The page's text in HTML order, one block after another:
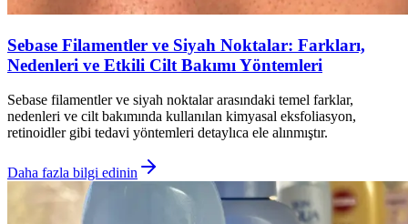
Sebase Filamentler ve Siyah Noktalar: Farkları,
Nedenleri ve Etkili Cilt Bakımı Yöntemleri
Sebase filamentler ve siyah noktalar arasındaki temel farklar,
nedenleri ve cilt bakımında kullanılan kimyasal eksfoliasyon,
retinoidler gibi tedavi yöntemleri detaylıca ele alınmıştır.
Daha fazla bilgi edinin